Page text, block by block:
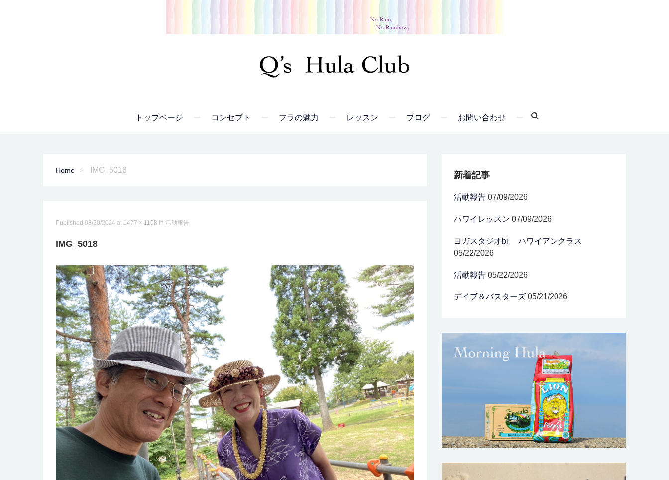
トップページ コンセプト フラの魅力 レッスン ブログ お問い合わせ
Home IMG_5018
Published 08/20/2024 at 1477 × 1108 in 活動報告
IMG_5018
新着記事
活動報告 07/09/2026
ハワイレッスン 07/09/2026
ヨガスタジオbi ハワイアンクラス
05/22/2026
活動報告 05/22/2026
デイブ＆バスターズ 05/21/2026